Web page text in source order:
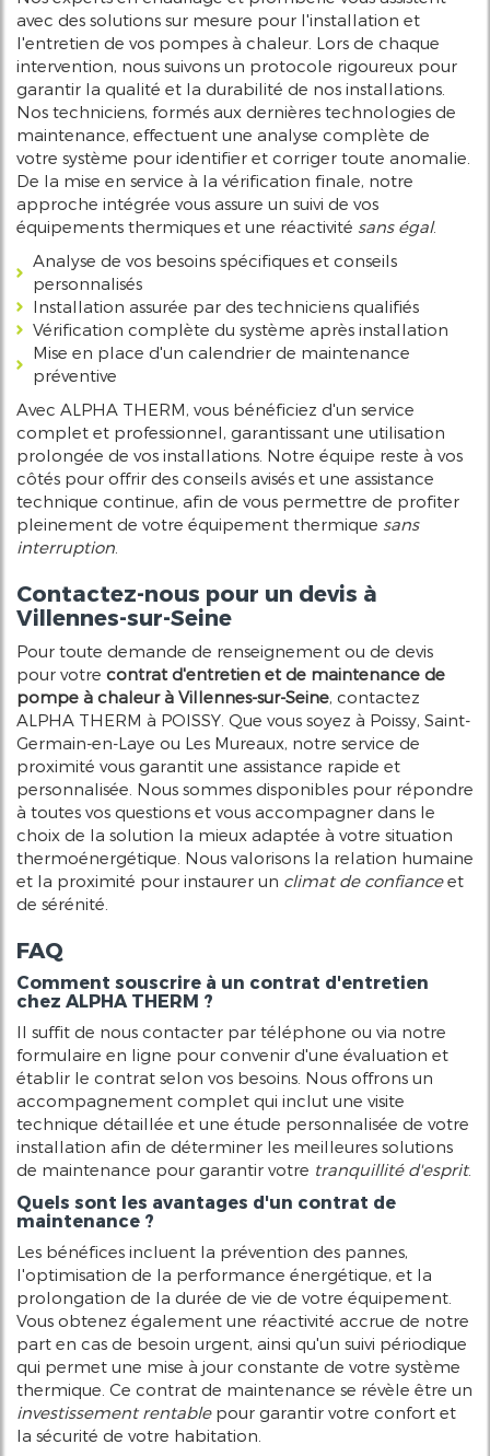
avec des solutions sur mesure pour l'installation et
l'entretien de vos pompes à chaleur. Lors de chaque
intervention, nous suivons un protocole rigoureux pour
garantir la qualité et la durabilité de nos installations.
Nos techniciens, formés aux dernières technologies de
maintenance, effectuent une analyse complète de
votre système pour identifier et corriger toute anomalie.
De la mise en service à la vérification finale, notre
approche intégrée vous assure un suivi de vos
équipements thermiques et une réactivité sans égal.
Analyse de vos besoins spécifiques et conseils
personnalisés
Installation assurée par des techniciens qualifiés
Vérification complète du système après installation
Mise en place d'un calendrier de maintenance
préventive
Avec ALPHA THERM, vous bénéficiez d'un service
complet et professionnel, garantissant une utilisation
prolongée de vos installations. Notre équipe reste à vos
côtés pour offrir des conseils avisés et une assistance
technique continue, afin de vous permettre de profiter
pleinement de votre équipement thermique sans
interruption
Contactez-nous pour un devis à
Villennes-sur-Seine
Pour toute demande de renseignement ou de devis
pour votre contrat d'entretien et de maintenance de
pompe à chaleur à Villennes-sur-Seine, contactez
ALPHA THERM à POISSY. Que vous soyez à Poissy, Saint-
Germain-en-Laye ou Les Mureaux, notre service de
proximité vous garantit une assistance rapide et
personnalisée. Nous sommes disponibles pour répondre
à toutes vos questions et vous accompagner dans le
choix de la solution la mieux adaptée à votre situation
thermoénergétique. Nous valorisons la relation humaine
et la proximité pour instaurer un climat de confianceet
de sérénité.
FAQ
Comment souscrire à un contrat d'entretien
chez ALPHA THERM ?
Il suffit de nous contacter par téléphone ou via notre
formulaire en ligne pour convenir d'une évaluation et
établir le contrat selon vos besoins. Nous offrons un
accompagnement complet qui inclut une visite
technique détaillée et une étude personnalisée de votre
installation afin de déterminer les meilleures solutions
de maintenance pour garantir votre tranquillité d'esprit.
Quels sont les avantages d'un contrat de
maintenance ?
Les bénéfices incluent la prévention des pannes,
l'optimisation de la performance énergétique, et la
prolongation de la durée de vie de votre équipement.
Vous obtenez également une réactivité accrue de notre
part en cas de besoin urgent, ainsi qu'un suivi périodique
qui permet une mise à jour constante de votre système
thermique. Ce contrat de maintenance se révèle être un
investissement rentablepour garantir votre confort et
la sécurité de votre habitation.